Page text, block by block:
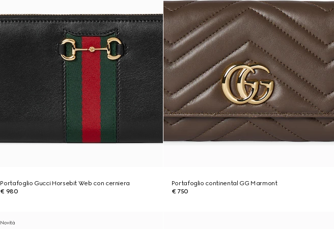
Portafoglio Gucci Horsebit Web con cerniera
€ 980
Portafoglio continental GG Marmont
€ 750
Novità